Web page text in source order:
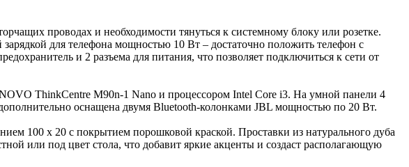
проводах и необходимости тянуться к системному блоку или розетке.
для телефона мощностью 10 Вт – достаточно положить телефон с
и 2 разъема для питания, что позволяет подключиться к сети от
ThinkCentre M90n-1 Nano и процессором Intel Core i3. На умной панели 4
оснащена двумя Bluetooth-колонками JBL мощностью по 20 Вт.
100 х 20 с покрытием порошковой краской. Проставки из натурального дуба
или под цвет стола, что добавит яркие акценты и создаст располагающую